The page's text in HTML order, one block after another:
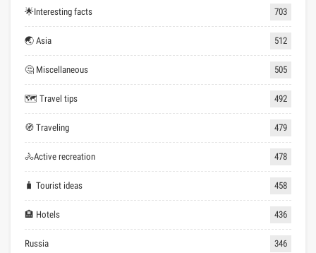
🌟Interesting facts 703
🌏 Asia 512
🤔 Miscellaneous 505
🗺 Travel tips 492
🧭 Traveling 479
🚴Active recreation 478
🧳 Tourist ideas 458
🏨 Hotels 436
Russia 346